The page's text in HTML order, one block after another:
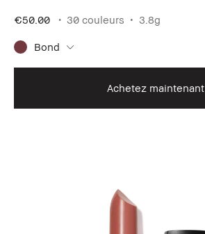
€50.00 30 couleurs 3.8g
Bond
Achetez maintenant